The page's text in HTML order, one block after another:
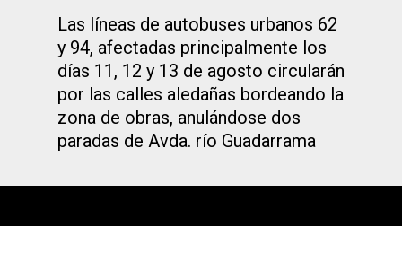
Las líneas de autobuses urbanos 62
y 94, afectadas principalmente los
días 11, 12 y 13 de agosto circularán
por las calles aledañas bordeando la
zona de obras, anulándose dos
paradas de Avda. río Guadarrama